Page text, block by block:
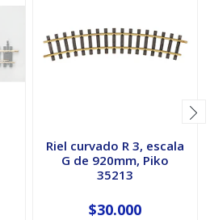
Riel curvado R 3, escala
G de 920mm, Piko
35213
$30.000